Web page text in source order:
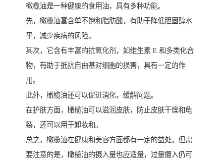
橄榄油是一种健康的食用油，具有多种功能。
先，橄榄油富含单不饱和脂肪酸，有助于降低胆固醇水
平，减少疾病的风险。
其次，它含有丰富的抗氧化剂，如维生素 E 和多类化合
物，有助于抵抗自由基对细胞的损害，具有一定的作
用。
此外，橄榄油还可以促进消化，缓解问题。
在护肤方面，橄榄油可以滋润皮肤，防止皮肤干燥和龟
裂，还可以用于卸妆和。
总之，橄榄油在健康和美容方面都有一定的益处。但需
要注意的是，橄榄油的摄入量也应适量，过量摄入仍可